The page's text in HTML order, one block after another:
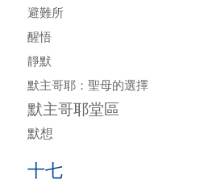
避難所
醒悟
靜默
默主哥耶：聖母的選擇
默主哥耶堂區
默想
十七